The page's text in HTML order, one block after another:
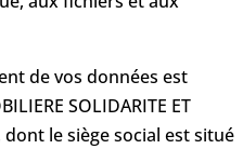
de vos données est
SOLIDARITE ET
dont le siège social est situé